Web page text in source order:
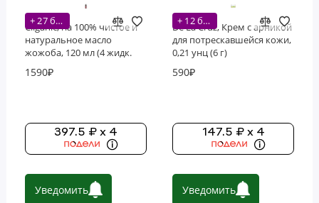
+ 27 бонусов
Cliganic, на 100% чистое и
натуральное масло
жожоба, 120 мл (4 жидк.
1590₽
397.5 ₽ x 4
Уведомить
+ 12 бонусов
De La Cruz, Крем с арникой
для потрескавшейся кожи,
0,21 унц (6 г)
590₽
147.5 ₽ x 4
Уведомить